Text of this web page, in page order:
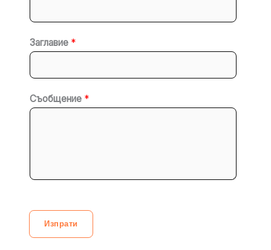
Заглавие *
Съобщение *
Изпрати